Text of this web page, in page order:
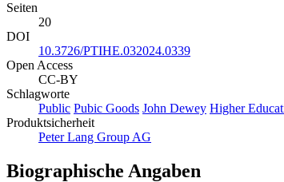
Seiten
20
DOI
10.3726/PTIHE.032024.0339
Open Access
CC-BY
Schlagworte
Public Pubic Goods John Dewey Higher
Produktsicherheit
Peter Lang Group AG
Biographische Angaben